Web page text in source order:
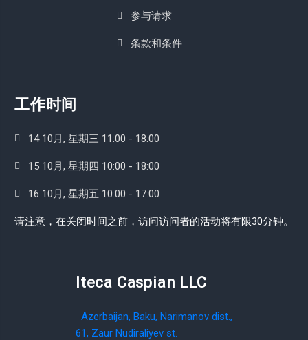
参与请求
条款和条件
工作时间
14 10月, 星期三 11:00 - 18:00
15 10月, 星期四 10:00 - 18:00
16 10月, 星期五 10:00 - 17:00
请注意，在关闭时间之前，访问访问者的活动将有限30分钟。
Iteca Caspian LLC
Azerbaijan, Baku, Narimanov dist.,
61, Zaur Nudiraliyev st.